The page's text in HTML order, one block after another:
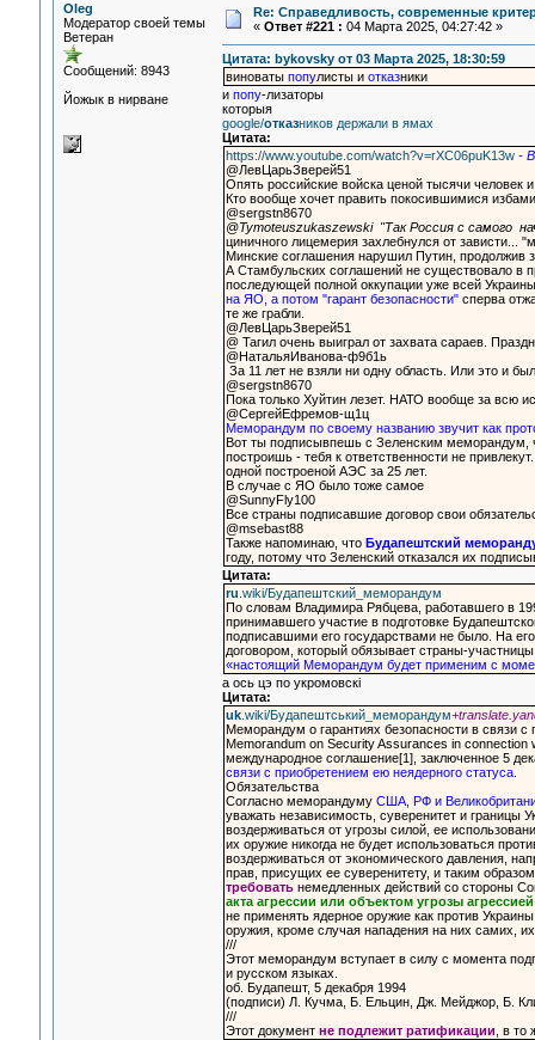
Oleg
Модератор своей темы
Ветеран
Сообщений: 8943
Йожык в нирване
Re: Справедливость, современные
« Ответ #221 : 04 Марта 2025, 04:27:42 »
Цитата: bykovsky от 03 Марта 2025, 18:30:59
виноваты популисты и отказники
и попу-лизаторы
которыя
google/отказников держали в ямах
Цитата:
https://www.youtube.com/watch?v=rXC06puK13w -
@ЛевЦарьЗверей51
Опять российские войска ценой тысячи человек
Кто вообще хочет править покосившимися
@sergstn8670
@Tymoteuszukaszewski "Так Россия с самого
циничного лицемерия захлебнулся от
Минские соглашения нарушил Путин, продолжив
А Стамбульских соглашений не существовало в
последующей полной оккупации уже всей
на ЯО, а потом "гарант безопасности"сперва
те же грабли.
@ЛевЦарьЗверей51
@ Тагил очень выиграл от захвата сараев.
@НатальяИванова-ф9б1ь
За 11 лет не взяли ни одну область. Или это и
@sergstn8670
Пока только Xyйтин лезет. НАТО вообще за всю
@СергейЕфремов-щ1ц
Меморандум по своему названию звучит как
Вот ты подписывпешь с Зеленским меморандум,
построишь - тебя к ответственности не
одной построеной АЭС за 25 лет.
В случае с ЯО было тоже самое
@SunnyFly100
Все страны подписавшие договор свои
@msebast88
Также напоминаю, что Будапештский
году, потому что Зеленский отказался их
Цитата:
ru .wiki/Будапештский_меморандум
По словам Владимира Рябцева, работавшего в
принимавшего участие в подготовке
подписавшими его государствами не было. На
договором, который обязывает страны-
«настоящий Меморандум будет применим с
а ось цэ по укромовскi
Цитата:
uk.wiki/Будапештський_меморандум
Меморандум о гарантиях безопасности в связи
Memorandum on Security Assurances in
международное соглашение[1], заключенное 5
связи с приобретением ею неядерного статуса.
Обязательства
Согласно меморандуму США, РФ и
уважать независимость, суверенитет и границы
воздерживаться от угрозы силой, ее
их оружие никогда не будет использоваться
воздерживаться от экономического давления,
прав, присущих ее суверенитету, и таким
требоватьнемедленных действий со стороны
акта агрессии или объектом угрозы
не применять ядерное оружие как против
оружия, кроме случая нападения на них самих,
///
Этот меморандум вступает в силу с момента
и русском языках.
об. Будапешт, 5 декабря 1994
(подписи) Л. Кучма, Б. Ельцин, Дж. Мейджор, Б.
///
Этот документ не подлежит ратификации , в